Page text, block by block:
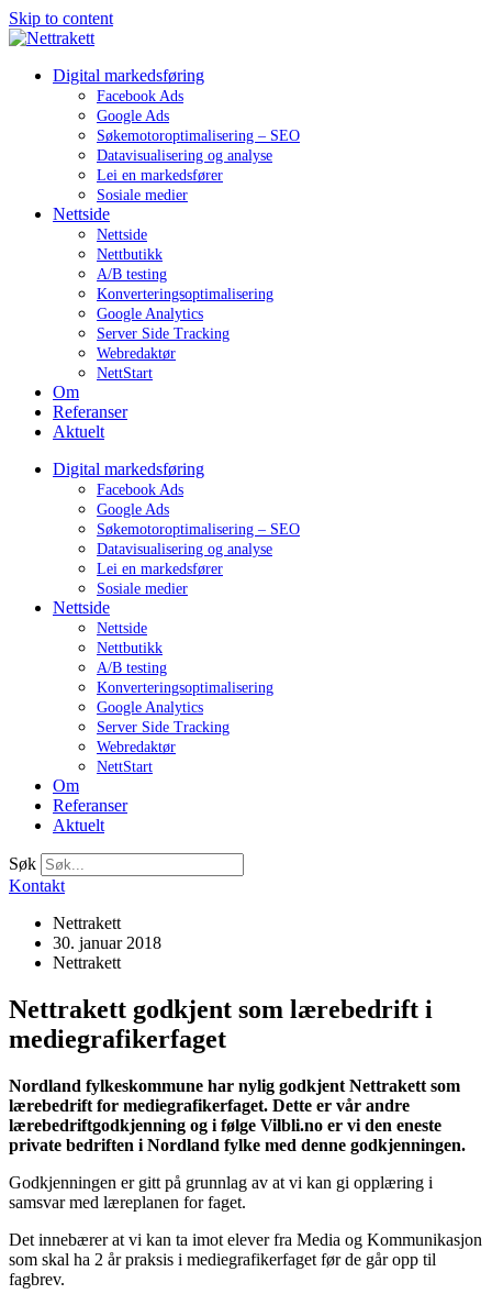
Skip to content
Digital markedsføring
Facebook Ads
Google Ads
Søkemotoroptimalisering – SEO
Datavisualisering og analyse
Lei en markedsfører
Sosiale medier
Nettside
Nettside
Nettbutikk
A/B testing
Konverteringsoptimalisering
Google Analytics
Server Side Tracking
Webredaktør
NettStart
Om
Referanser
Aktuelt
Digital markedsføring
Facebook Ads
Google Ads
Søkemotoroptimalisering – SEO
Datavisualisering og analyse
Lei en markedsfører
Sosiale medier
Nettside
Nettside
Nettbutikk
A/B testing
Konverteringsoptimalisering
Google Analytics
Server Side Tracking
Webredaktør
NettStart
Om
Referanser
Aktuelt
Søk
Kontakt
Nettrakett
30. januar 2018
Nettrakett
Nettrakett godkjent som lærebedrift i
mediegrafikerfaget
Nordland fylkeskommune har nylig godkjent Nettrakett som
lærebedrift for mediegrafikerfaget. Dette er vår andre
lærebedriftgodkjenning og i følge Vilbli.no er vi den eneste
private bedriften i Nordland fylke med denne godkjenningen.
Godkjenningen er gitt på grunnlag av at vi kan gi opplæring i
samsvar med læreplanen for faget.
Det innebærer at vi kan ta imot elever fra Media og Kommunikasjon
som skal ha 2 år praksis i mediegrafikerfaget før de går opp til
fagbrev.